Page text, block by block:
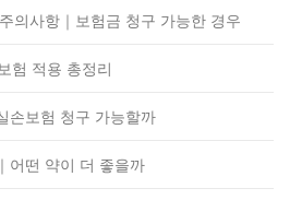
의사항｜보험금 청구 가능한 경우
험 적용 총정리
손보험 청구 가능할까
어떤 약이 더 좋을까